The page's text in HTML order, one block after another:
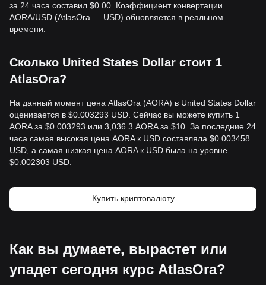
за 24 часа составил $0.00. Коэффициент конвертации
AORA/USD (AtlasOra — USD) обновляется в реальном
времени.
Сколько United States Dollar стоит 1
AtlasOra?
На данный момент цена AtlasOra (AORA) в United States Dollar
оценивается в $0.003293 USD. Сейчас вы можете купить 1
AORA за $0.003293 или 3,036.3 AORA за $10. За последние 24
часа самая высокая цена AORA к USD составляла $0.003458
USD, а самая низкая цена AORA к USD была на уровне
$0.002303 USD.
Купить криптовалюту
Как вы думаете, вырастет или
упадет сегодня курс AtlasOra?